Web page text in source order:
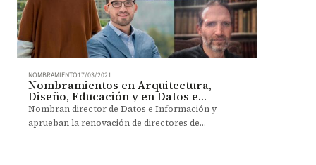
NOMBRAMIENTO17/03/2021
Nombramientos en Arquitectura,
Diseño, Educación y en Datos e
Información
Nombran director de Datos e Información y
aprueban la renovación de directores de